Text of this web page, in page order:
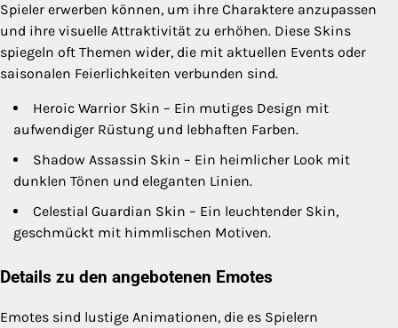
Spieler erwerben können, um ihre Charaktere anzupassen
und ihre visuelle Attraktivität zu erhöhen. Diese Skins
spiegeln oft Themen wider, die mit aktuellen Events oder
saisonalen Feierlichkeiten verbunden sind.
Heroic Warrior Skin – Ein mutiges Design mit
aufwendiger Rüstung und lebhaften Farben.
Shadow Assassin Skin – Ein heimlicher Look mit
dunklen Tönen und eleganten Linien.
Celestial Guardian Skin – Ein leuchtender Skin,
geschmückt mit himmlischen Motiven.
Details zu den angebotenen Emotes
Emotes sind lustige Animationen, die es Spielern